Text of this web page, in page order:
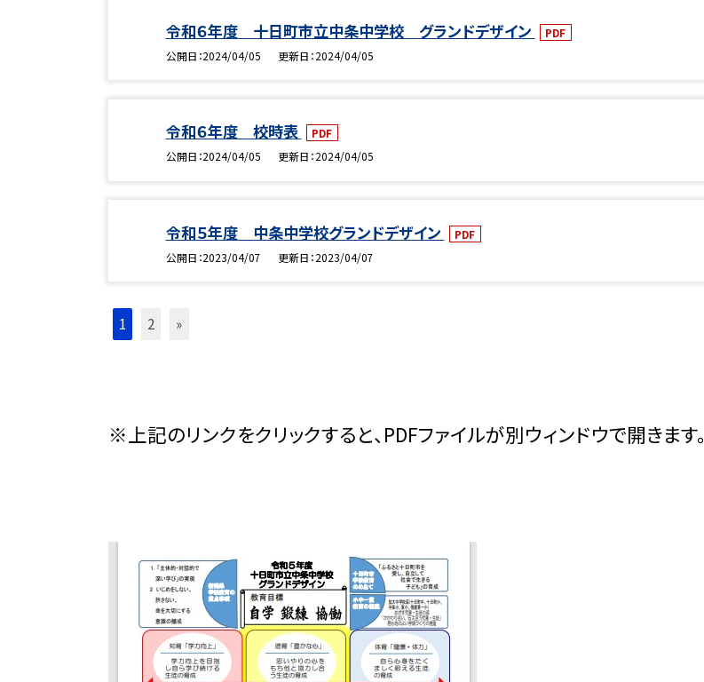
令和６年度 十日町市立中条中学校 グランドデザイン
PDF
公開日 2024/04/05 更新日 2024/04/05
令和６年度 校時表
PDF
公開日 2024/04/05 更新日 2024/04/05
令和５年度 中条中学校グランドデザイン
PDF
公開日 2023/04/07 更新日 2023/04/07
1 2 »
※上記のリンクをクリックすると、PDFファイルが別ウィンドウで開きます。